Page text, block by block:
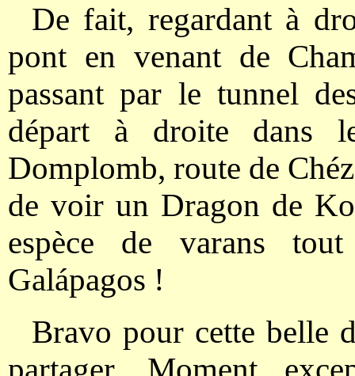
De fait, regardant à
pont en venant de
passant par le tunnel
départ à droite dans
Domplomb, route de
de voir un Dragon de
espèce de varans
Galápagos !
Bravo pour cette belle